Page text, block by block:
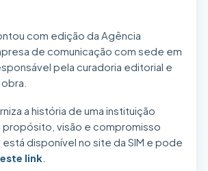
com edição da Agência
de comunicação com sede em
pela curadoria editorial e
a história de uma instituição
propósito, visão e compromisso
disponível no site da SIM e pode
link